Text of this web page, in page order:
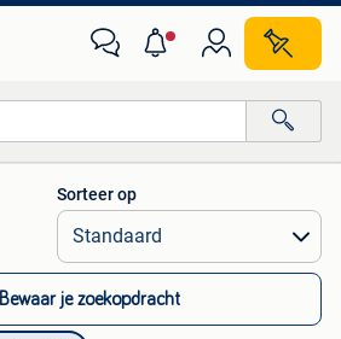
Alle afstanden…
Sorteer op
Bewaar je zoekopdracht